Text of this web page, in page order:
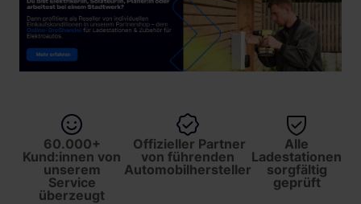
60.000+
Kund:innen von
unserem
Service
überzeugt
Offizieller Partner
von führenden
Automobilhersteller
Alle
Ladestationen
sorgfältig
geprüft